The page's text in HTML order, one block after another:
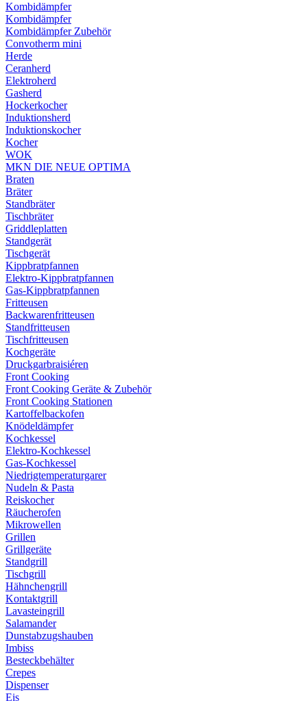
Kombidämpfer
Kombidämpfer
Kombidämpfer Zubehör
Convotherm mini
Herde
Ceranherd
Elektroherd
Gasherd
Hockerkocher
Induktionsherd
Induktionskocher
Kocher
WOK
MKN DIE NEUE OPTIMA
Braten
Bräter
Standbräter
Tischbräter
Griddleplatten
Standgerät
Tischgerät
Kippbratpfannen
Elektro-Kippbratpfannen
Gas-Kippbratpfannen
Fritteusen
Backwarenfritteusen
Standfritteusen
Tischfritteusen
Kochgeräte
Druckgarbraisiéren
Front Cooking
Front Cooking Geräte & Zubehör
Front Cooking Stationen
Kartoffelbackofen
Knödeldämpfer
Kochkessel
Elektro-Kochkessel
Gas-Kochkessel
Niedrigtemperaturgarer
Nudeln & Pasta
Reiskocher
Räucherofen
Mikrowellen
Grillen
Grillgeräte
Standgrill
Tischgrill
Hähnchengrill
Kontaktgrill
Lavasteingrill
Salamander
Dunstabzugshauben
Imbiss
Besteckbehälter
Crepes
Dispenser
Eis